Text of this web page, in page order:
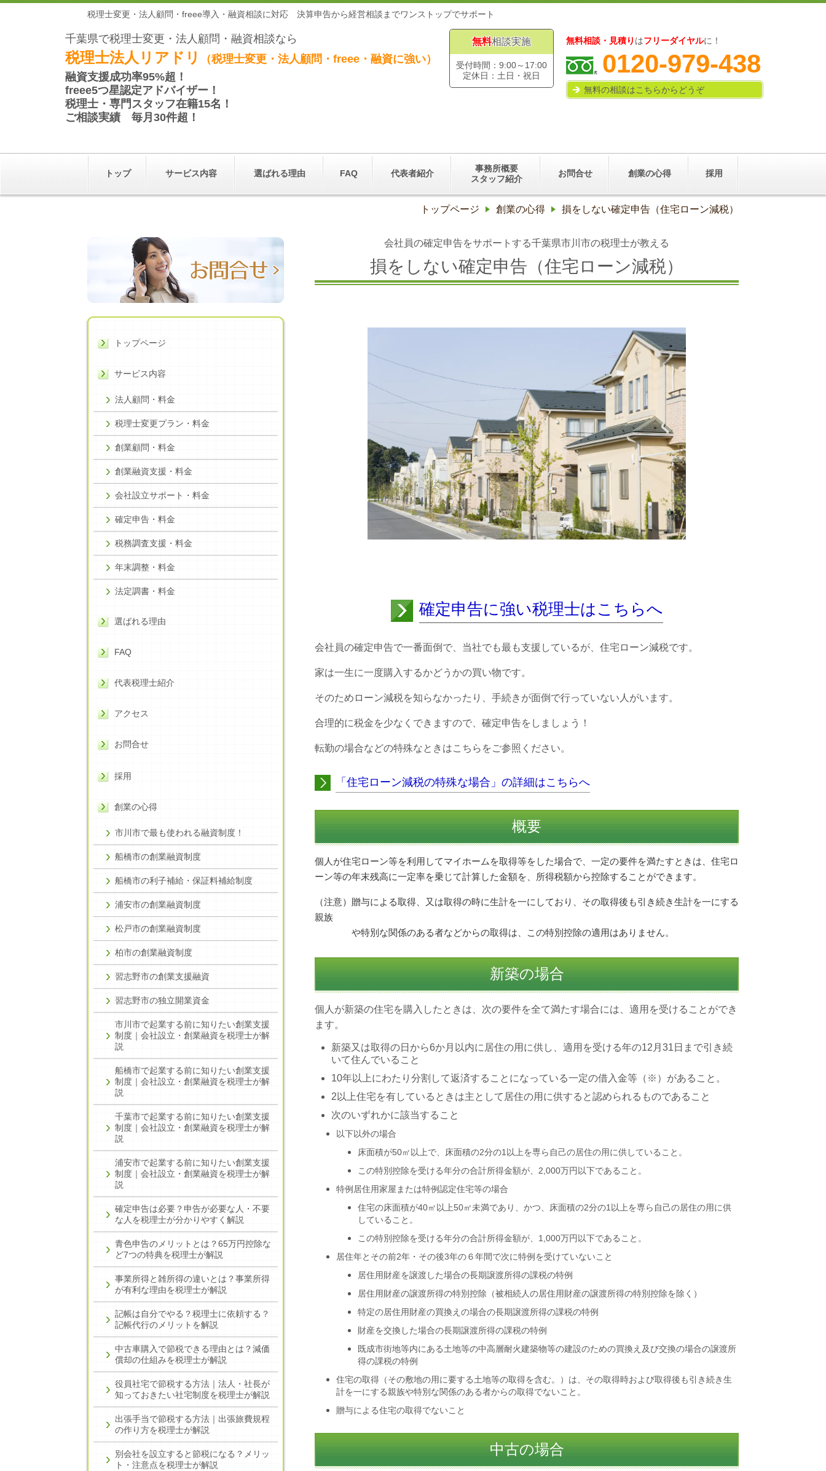
税理士変更・法人顧問・freee導入・融資相談に対応 決算申告から経営相談までワンストップでサポート
千葉県で税理士変更・法人顧問・融資相談なら
税理士法人リアドリ
（税理士変更・法人顧問・freee・融資に強い）
融資支援成功率95%超！
freee5つ星認定アドバイザー ！
税理士・専門スタッフ在籍15名！
ご相談実績 毎月30件超！
無料相談実施
受付時間：9:00～17:00
定休日：土日・祝日
無料相談・見積り はフリーダイヤルに！
0120-979-438
無料の相談はこちらからどうぞ
トップ サービス内容 選ばれる理由 FAQ 代表者紹介
事務所概要
スタッフ紹介
お問合せ 創業の心得 採用
トップページ 創業の心得 損をしない確定申告（住宅ローン減税）
会社員の確定申告をサポートする千葉県市川市の税理士が教える
損をしない確定申告（住宅ローン減税）
確定申告に強い税理士はこちらへ
会社員の確定申告で一番面倒で、当社でも最も支援しているが、住宅ローン減税です。
家は一生に一度購入するかどうかの買い物です。
そのためローン減税を知らなかったり、手続きが面倒で行っていない人がいます。
合理的に税金を少なくできますので、確定申告をしましょう！
転勤の場合などの特殊なときはこちらをご参照ください。
「住宅ローン減税の特殊な場合」の詳細はこちらへ
概要
個人が住宅ローン等を利用してマイホームを取得等をした場合で、一定の要件を満たすときは、住宅ロ
ーン等の年末残高に一定率を乗じて計算した金額を、所得税額から控除することができます。
（注意）贈与による取得、又は取得の時に生計を一にしており、その取得後も引き続き生計を一にする
親族
や特別な関係のある者などからの取得は、この特別控除の適用はありません。
新築の場合
個人が新築の住宅を購入したときは、次の要件を全て満たす場合には、適用を受けることができ
ます。
新築又は取得の日から6か月以内に居住の用に供し、適用を受ける年の12月31日まで引き続
いて住んでいること
10年以上にわたり分割して返済することになっている一定の借入金等（※）があること。
2以上住宅を有しているときは主として居住の用に供すると認められるものであること
次のいずれかに該当すること
以下以外の場合
床面積が50㎡以上で、床面積の2分の1以上を専ら自己の居住の用に供していること。
この特別控除を受ける年分の合計所得金額が、2,000万円以下であること。
特例居住用家屋または特例認定住宅等の場合
住宅の床面積が40㎡以上50㎡未満であり、かつ、床面積の2分の1以上を専ら自己の居住の用に供
していること。
この特別控除を受ける年分の合計所得金額が、1,000万円以下であること。
居住年とその前2年・その後3年の６年間で次に特例を受けていないこと
居住用財産を譲渡した場合の長期譲渡所得の課税の特例
居住用財産の譲渡所得の特別控除（被相続人の居住用財産の譲渡所得の特別控除を除く）
特定の居住用財産の買換えの場合の長期譲渡所得の課税の特例
財産を交換した場合の長期譲渡所得の課税の特例
既成市街地等内にある土地等の中高層耐火建築物等の建設のための買換え及び交換の場合の譲渡所
得の課税の特例
住宅の取得（その敷地の用に要する土地等の取得を含む。）は、その取得時および取得後も引き続き生
計を一にする親族や特別な関係のある者からの取得でないこと。
贈与による住宅の取得でないこと
中古の場合
トップページ
サービス内容
法人顧問・料金
税理士変更プラン・料金
創業顧問・料金
創業融資支援・料金
会社設立サポート・料金
確定申告・料金
税務調査支援・料金
年末調整・料金
法定調書・料金
選ばれる理由
FAQ
代表税理士紹介
アクセス
お問合せ
採用
創業の心得
市川市で最も使われる融資制度！
船橋市の創業融資制度
船橋市の利子補給・保証料補給制度
浦安市の創業融資制度
松戸市の創業融資制度
柏市の創業融資制度
習志野市の創業支援融資
習志野市の独立開業資金
市川市で起業する前に知りたい創業支援
制度｜会社設立・創業融資を税理士が解
説
船橋市で起業する前に知りたい創業支援
制度｜会社設立・創業融資を税理士が解
説
千葉市で起業する前に知りたい創業支援
制度｜会社設立・創業融資を税理士が解
説
浦安市で起業する前に知りたい創業支援
制度｜会社設立・創業融資を税理士が解
説
確定申告は必要？申告が必要な人・不要
な人を税理士が分かりやすく解説
青色申告のメリットとは？65万円控除な
ど7つの特典を税理士が解説
事業所得と雑所得の違いとは？事業所得
が有利な理由を税理士が解説
記帳は自分でやる？税理士に依頼する？
記帳代行のメリットを解説
中古車購入で節税できる理由とは？減価
償却の仕組みを税理士が解説
役員社宅で節税する方法｜法人・社長が
知っておきたい社宅制度を税理士が解説
出張手当で節税する方法｜出張旅費規程
の作り方を税理士が解説
別会社を設立すると節税になる？メリッ
ト・注意点を税理士が解説